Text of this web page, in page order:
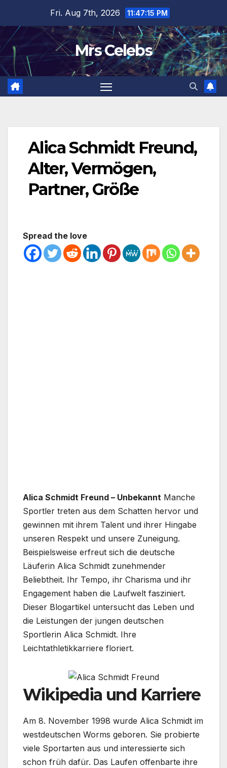
content
Fri. Aug 7th, 2026 11:47:16 PM
Mrs Celebs
Alica Schmidt Freund,
Alter, Vermögen,
Partner, Größe
Spread the love
Alica Schmidt Freund – Unbekannt Manche
Sportler treten aus dem Schatten hervor und
gewinnen mit ihrem Talent und ihrer Hingabe
unseren Respekt und unsere Zuneigung.
Beispielsweise erfreut sich die deutsche
Läuferin Alica Schmidt zunehmender
Beliebtheit. Ihr Tempo, ihr Charisma und ihr
Engagement haben die Laufwelt fasziniert.
Dieser Blogartikel untersucht das Leben und
die Leistungen der jungen deutschen
Sportlerin Alica Schmidt. Ihre
Leichtathletikkarriere floriert.
Wikipedia und Karriere
Am 8. November 1998 wurde Alica Schmidt im
westdeutschen Worms geboren. Sie probierte
viele Sportarten aus und interessierte sich
schon früh dafür. Das Laufen offenbarte ihre